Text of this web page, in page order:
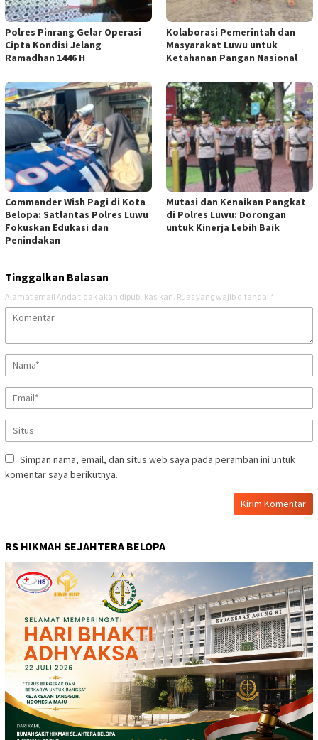
Polres Pinrang Gelar Operasi
Cipta Kondisi Jelang
Ramadhan 1446 H
Kolaborasi Pemerintah dan
Masyarakat Luwu untuk
Ketahanan Pangan Nasional
Commander Wish Pagi di Kota
Belopa: Satlantas Polres Luwu
Fokuskan Edukasi dan
Penindakan
Mutasi dan Kenaikan Pangkat
di Polres Luwu: Dorongan
untuk Kinerja Lebih Baik
Tinggalkan Balasan
Alamat email Anda tidak akan dipublikasikan. Ruas yang wajib ditandai *
Simpan nama, email, dan situs web saya pada peramban ini untuk
komentar saya berikutnya.
RS HIKMAH SEJAHTERA BELOPA